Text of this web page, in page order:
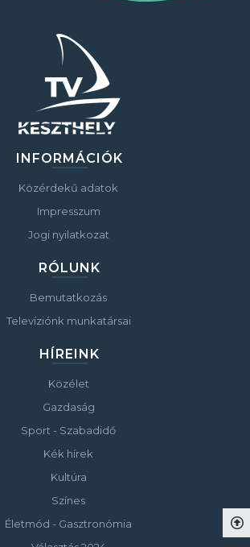
INFORMÁCIÓK
Közérdekű adatok
Impresszum
Jogi nyilatkozat
RÓLUNK
Bemutatkozás
Televíziónk munkatársai
HÍREINK
Közélet
Gazdaság
Sport - Szabadidő
Kék hírek
Kultúra
Színes
Életmód - Gasztronómia